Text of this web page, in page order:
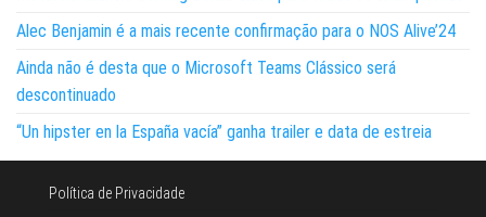
Alec Benjamin é a mais recente confirmação para o NOS Alive’24
Ainda não é desta que o Microsoft Teams Clássico será
descontinuado
“Un hipster en la España vacía” ganha trailer e data de estreia
Política de Privacidade